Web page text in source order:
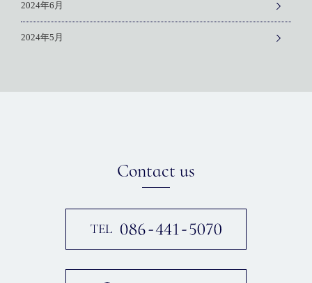
2024年6月
2024年5月
Contact us